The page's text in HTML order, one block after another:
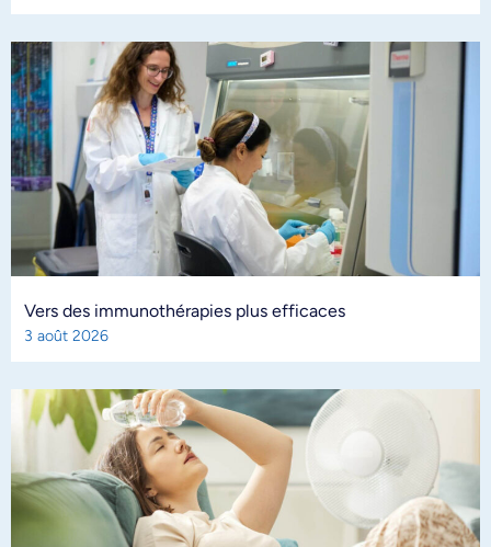
Vers des immunothérapies plus efficaces
3 août 2026